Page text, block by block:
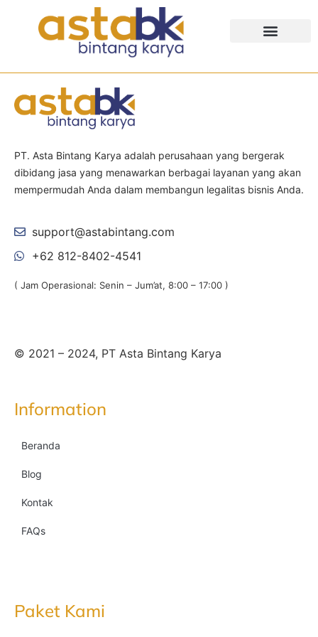
PT. Asta Bintang Karya adalah perusahaan yang bergerak
dibidang jasa yang menawarkan berbagai layanan yang akan
mempermudah Anda dalam membangun legalitas bisnis Anda.
support@astabintang.com
+62 812-8402-4541
( Jam Operasional: Senin – Jum’at, 8:00 – 17:00 )
© 2021 – 2024, PT Asta Bintang Karya
Information
Beranda
Blog
Kontak
FAQs
Paket Kami